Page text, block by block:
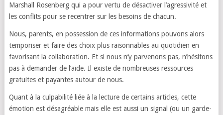
Marshall Rosenberg qui a pour vertu de désactiver l’agressivité et
les conflits pour se recentrer sur les besoins de chacun.
Nous, parents, en possession de ces informations pouvons alors
temporiser et faire des choix plus raisonnables au quotidien en
favorisant la collaboration. Et si nous n’y parvenons pas, n’hésitons
pas à demander de l’aide. Il existe de nombreuses ressources
gratuites et payantes autour de nous.
Quant à la culpabilité liée à la lecture de certains articles, cette
émotion est désagréable mais elle est aussi un signal (ou un garde-